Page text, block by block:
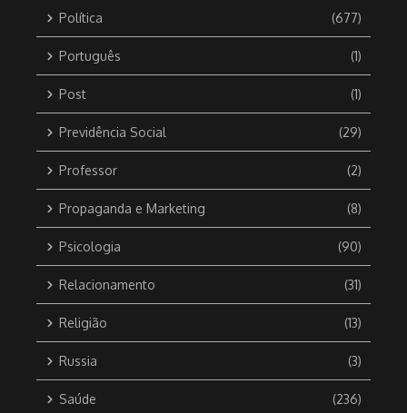
Política (677)
Português (1)
Post (1)
Previdência Social (29)
Professor (2)
Propaganda e Marketing (8)
Psicologia (90)
Relacionamento (31)
Religião (13)
Russia (3)
Saúde (236)